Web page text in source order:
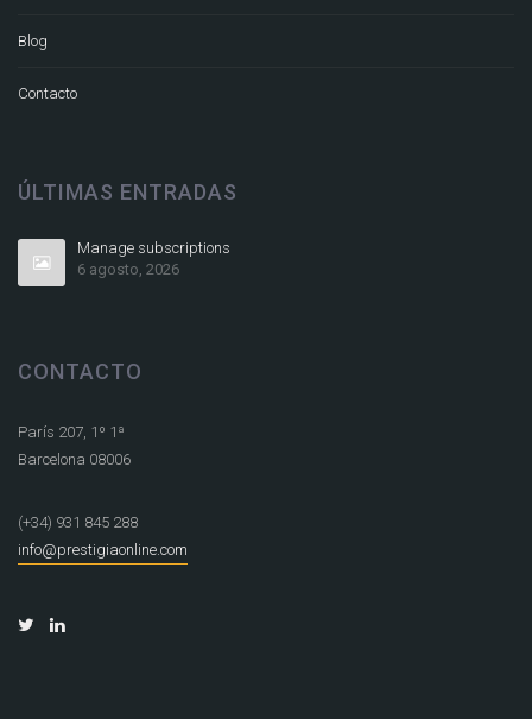
Blog
Contacto
ÚLTIMAS ENTRADAS
Manage subscriptions
6 agosto, 2026
CONTACTO
París 207, 1º 1ª
Barcelona 08006
(+34) 931 845 288
info@prestigiaonline.com